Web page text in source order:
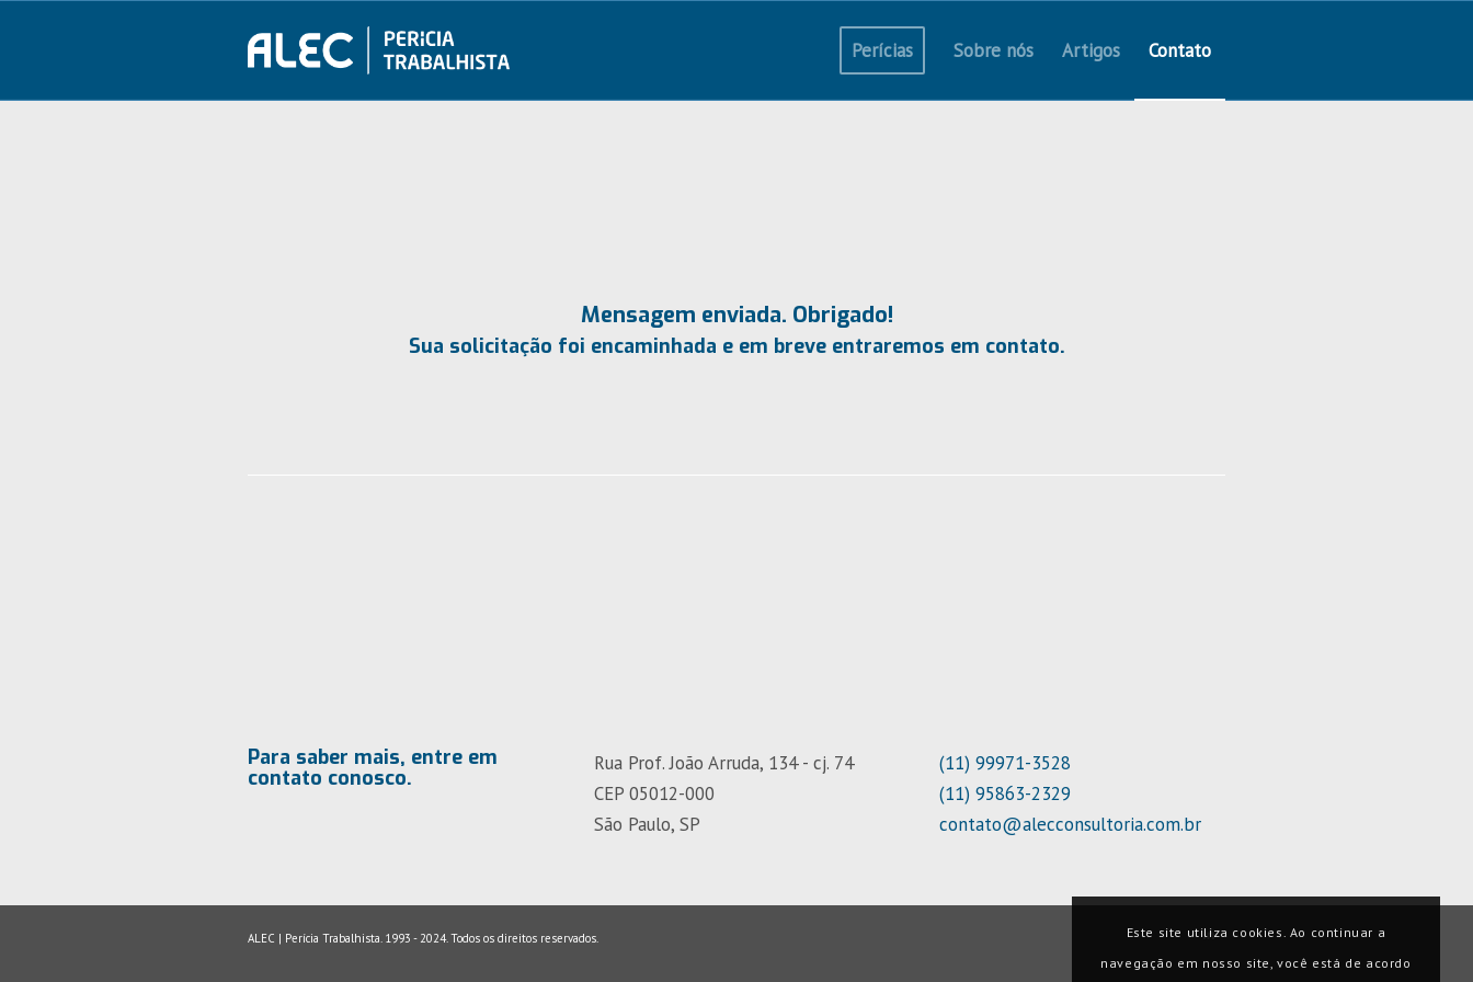
Perícias Sobre nós Artigos Contato
Mensagem enviada. Obrigado!
Sua solicitação foi encaminhada e em breve entraremos em contato.
Para saber mais, entre em
contato conosco.
Rua Prof. João Arruda, 134 - cj. 74
CEP 05012-000
São Paulo, SP
(11) 99971-3528
(11) 95863-2329
contato@alecconsultoria.com.br
ALEC | Perícia Trabalhista. 1993 - 2024. Todos os direitos reservados.
Este site utiliza cookies. Ao continuar a
navegação em nosso site, você está de acordo